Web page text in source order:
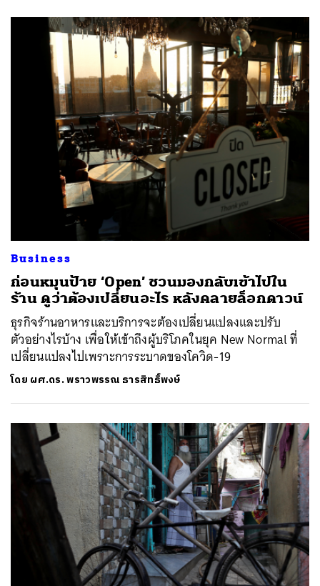
Business
ก่อนหมุนป้าย ‘Open’ ชวนมองกลับเข้าไปใน
ร้าน ดูว่าต้องเปลี่ยนอะไร หลังคลายล็อกดาวน์
ธุรกิจร้านอาหารและบริการจะต้องเปลี่ยนแปลงและปรับ
ตัวอย่างไรบ้าง เพื่อให้เข้าถึงผู้บริโภคในยุค New Normal ที่
เปลี่ยนแปลงไปเพราะการระบาดของโควิด-19
โดย ผศ.ดร. พราวพรรณ ธารสิทธิ์พงษ์
SHARE TWEET LINE EMAIL